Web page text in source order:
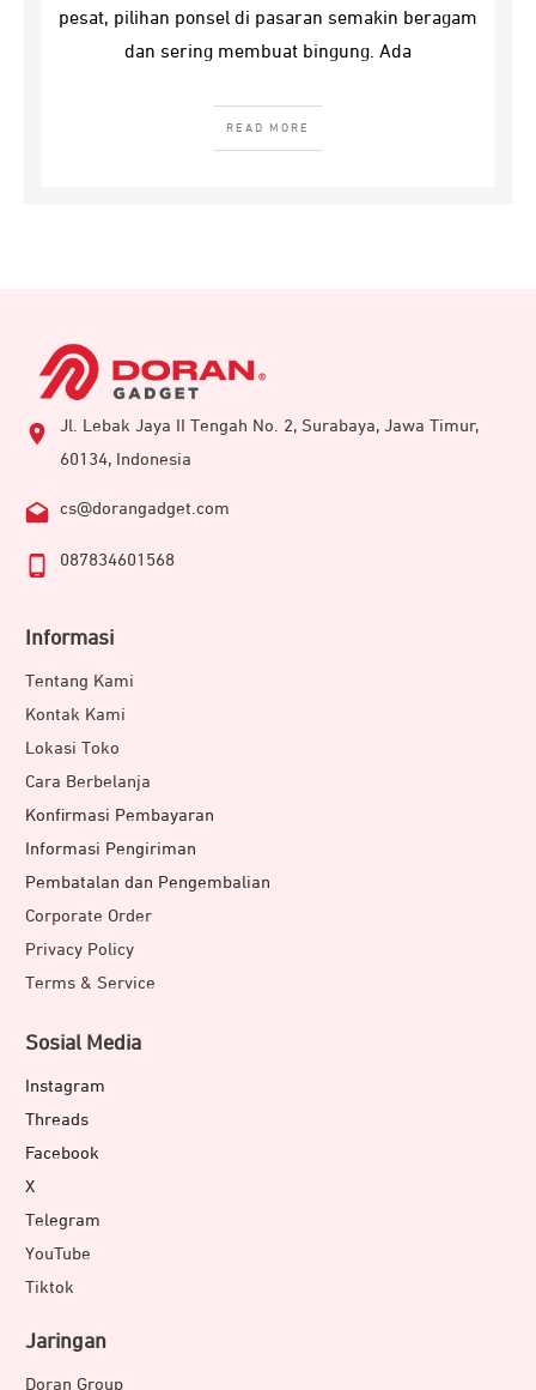
pesat, pilihan ponsel di pasaran semakin beragam
dan sering membuat bingung. Ada
READ MORE
Jl. Lebak Jaya II Tengah No. 2, Surabaya, Jawa Timur,
60134, Indonesia
cs@dorangadget.com
087834601568
Informasi
Tentang Kami
Kontak Kami
Lokasi Toko
Cara Berbelanja
Konfirmasi Pembayaran
Informasi Pengiriman
Pembatalan dan Pengembalian
Corporate Order
Privacy Policy
Terms & Service
Sosial Media
Instagram
Threads
Facebook
X
Telegram
YouTube
Tiktok
Jaringan
Doran Group